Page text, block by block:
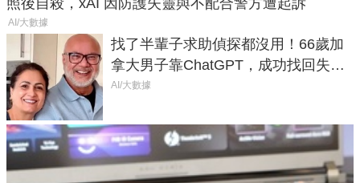
照後自殺，xAI 因防護失靈與不配合警方遭起訴
AI/大數據
找了半輩子求助偵探都沒用！66歲加
拿大男子靠ChatGPT，成功找回失散
50年家人
AI/大數據